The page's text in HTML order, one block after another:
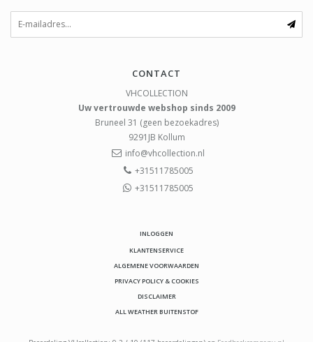
CONTACT
VHCOLLECTION
Uw vertrouwde webshop sinds 2009
Bruneel 31 (geen bezoekadres)
9291JB Kollum
info@vhcollection.nl
+31511785005
+31511785005
INLOGGEN
KLANTENSERVICE
ALGEMENE VOORWAARDEN
PRIVACY POLICY & COOKIES
DISCLAIMER
ALL WEATHER BUITENSTOF